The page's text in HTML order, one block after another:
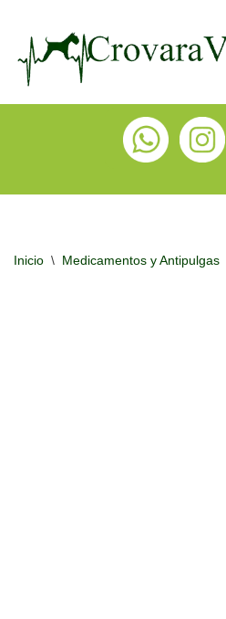
Inicio \ Medicamentos y Antipulgas